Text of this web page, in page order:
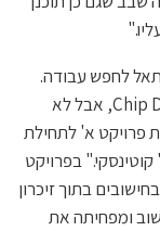
לחפש עבודה.
"התחלתי לעבוד במיקרוסופט כ-Chip Design Intern, אבל לא
פרויקט א' לתחילת
בפרויקט
בתוך זיכרון
ומפחיתה את